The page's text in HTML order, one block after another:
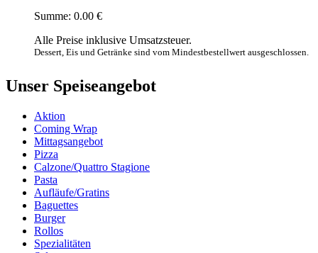
Summe: 0.00 €
Alle Preise inklusive Umsatzsteuer.
Dessert, Eis und Getränke sind vom Mindestbestellwert ausgeschlossen.
Unser Speiseangebot
Aktion
Coming Wrap
Mittagsangebot
Pizza
Calzone/Quattro Stagione
Pasta
Aufläufe/Gratins
Baguettes
Burger
Rollos
Spezialitäten